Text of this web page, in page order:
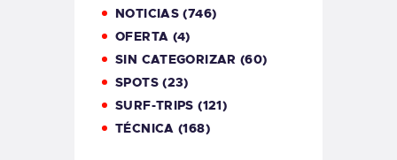
NOTICIAS (746)
OFERTA (4)
SIN CATEGORIZAR (60)
SPOTS(23)
SURF-TRIPS (121)
TÉCNICA (168)